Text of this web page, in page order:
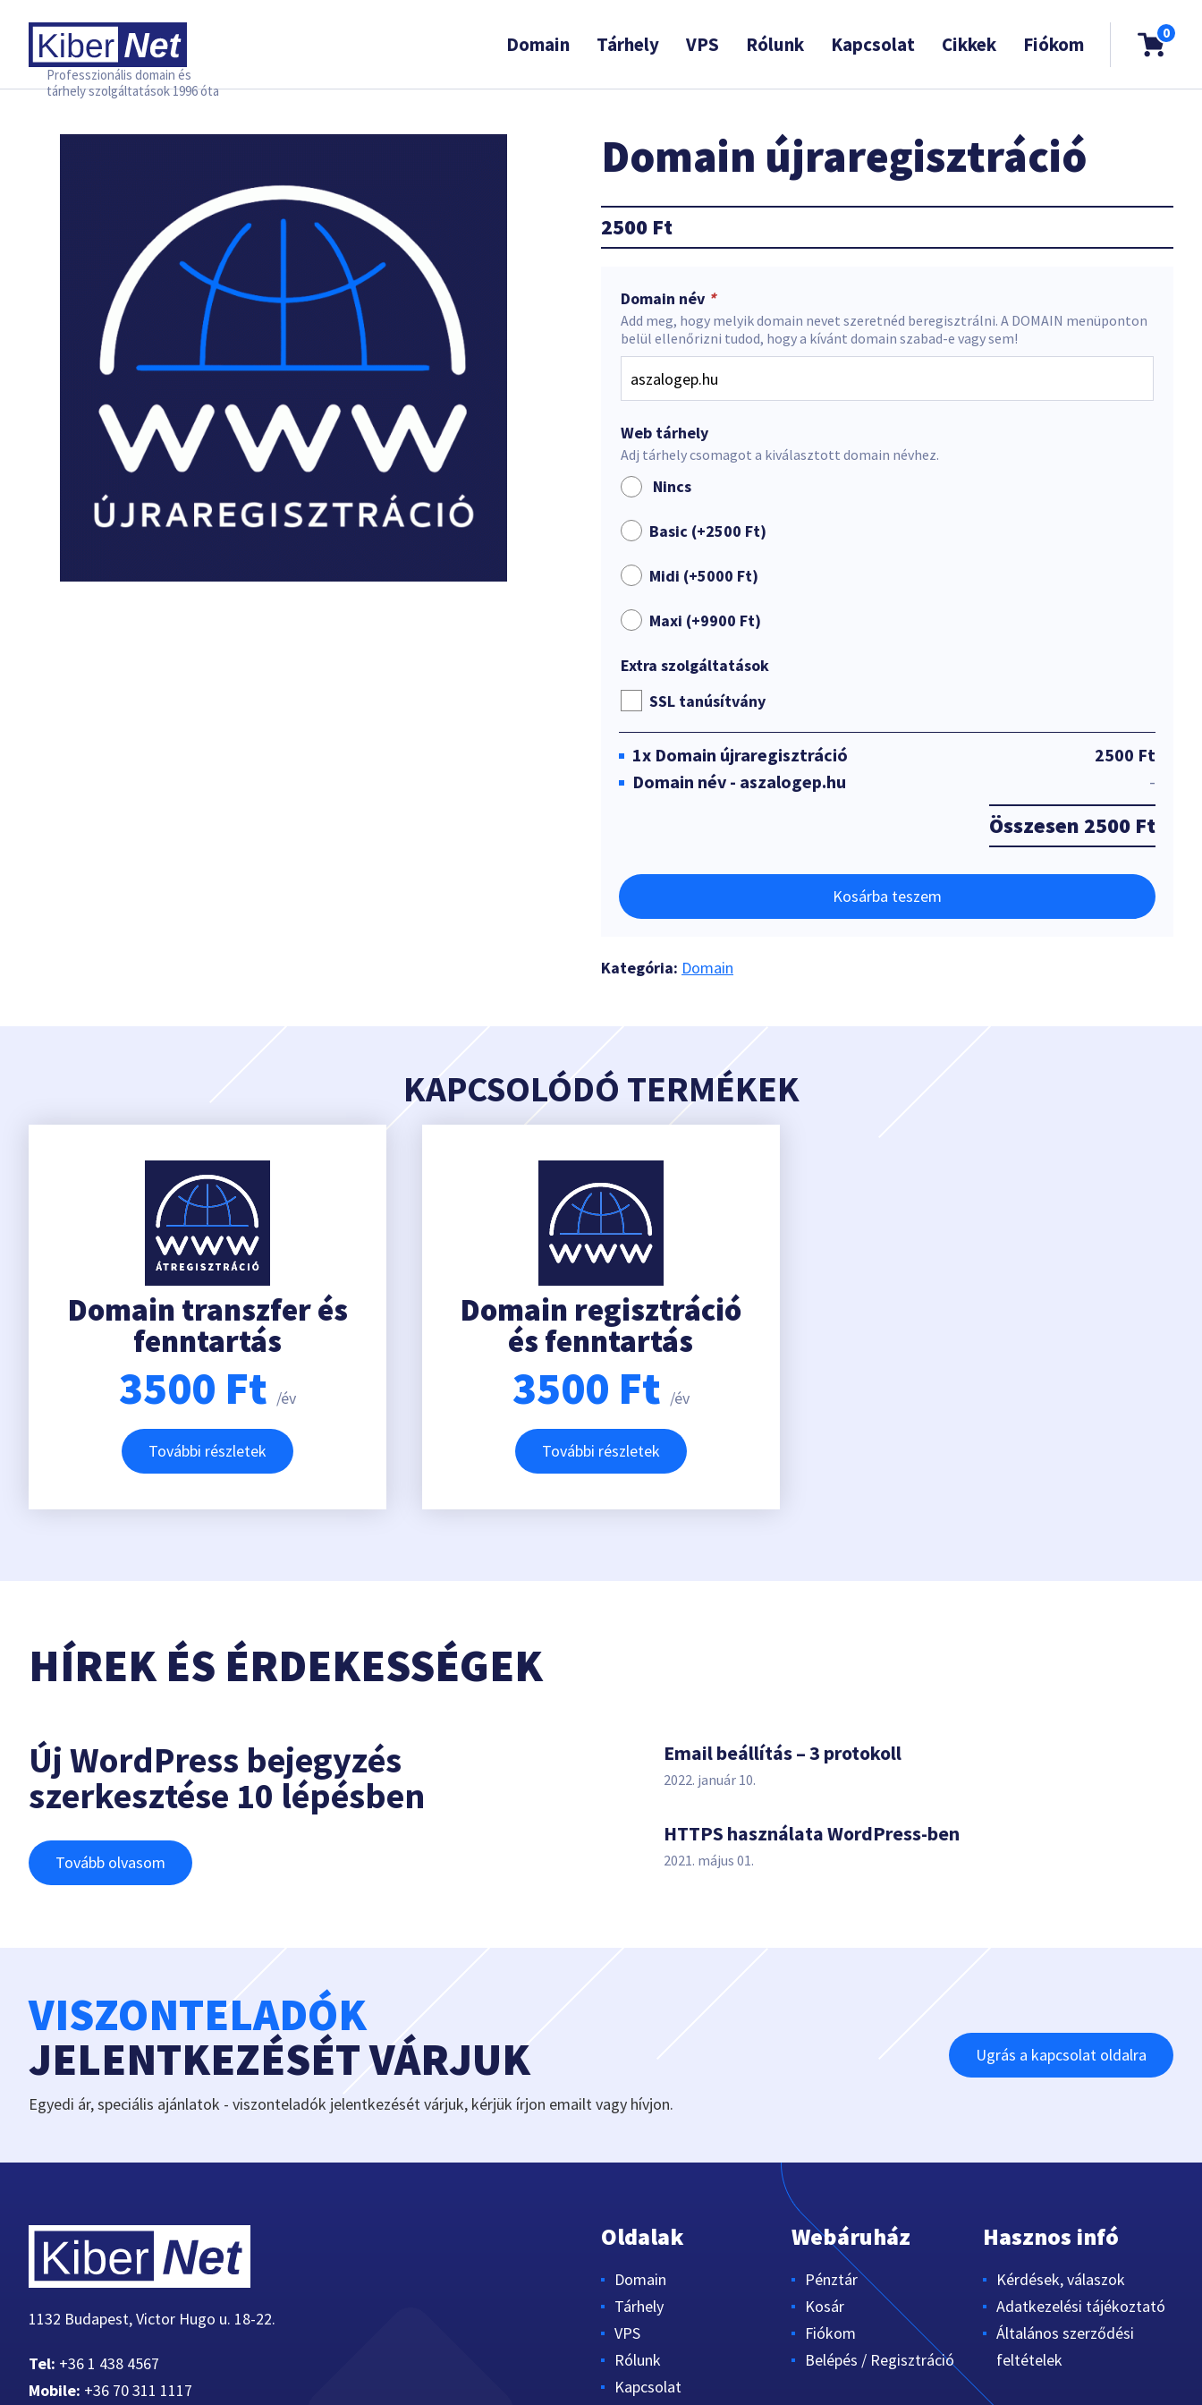
Professzionális domain és
tárhely szolgáltatások 1996 óta
Domain Tárhely VPS Rólunk Kapcsolat Cikkek Fiókom 0
Domain újraregisztráció
2500 Ft
Domain név *
Add meg, hogy melyik domain nevet szeretnéd beregisztrálni. A DOMAIN menüponton
belül ellenőrizni tudod, hogy a kívánt domain szabad-e vagy sem!
Web tárhely
Adj tárhely csomagot a kiválasztott domain névhez.
Nincs
Basic (+2500 Ft)
Midi (+5000 Ft)
Maxi (+9900 Ft)
Extra szolgáltatások
SSL tanúsítvány
1x Domain újraregisztráció
2500 Ft
Domain név - aszalogep.hu
-
Összesen 2500 Ft
Kosárba teszem
Kategória: Domain
KAPCSOLÓDÓ TERMÉKEK
Domain transzfer és
fenntartás
3500 Ft /év
További részletek
Domain regisztráció
és fenntartás
3500 Ft /év
További részletek
HÍREK ÉS ÉRDEKESSÉGEK
Új WordPress bejegyzés
szerkesztése 10 lépésben
Tovább olvasom
Email beállítás – 3 protokoll
2022. január 10.
HTTPS használata WordPress-ben
2021. május 01.
VISZONTELADÓK
JELENTKEZÉSÉT VÁRJUK
Egyedi ár, speciális ajánlatok - viszonteladók jelentkezését várjuk, kérjük írjon emailt vagy hívjon.
Ugrás a kapcsolat oldalra
1132 Budapest, Victor Hugo u. 18-22.
Tel: +36 1 438 4567
Mobile: +36 70 311 1117
Oldalak
Domain
Tárhely
VPS
Rólunk
Kapcsolat
Webáruház
Pénztár
Kosár
Fiókom
Belépés / Regisztráció
Hasznos infó
Kérdések, válaszok
Adatkezelési tájékoztató
Általános szerződési
feltételek